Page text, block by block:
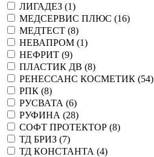
ЛИГАДЕЗ (1)
МЕДСЕРВИС ПЛЮС (16)
МЕДТЕСТ (8)
НЕВАПРОМ (1)
НЕФРИТ (9)
ПЛАСТИК ДВ (8)
РЕНЕССАНС КОСМЕТИК (54)
РПК (8)
РУСВАТА (6)
РУФИНА (28)
СОФТ ПРОТЕКТОР (8)
ТД БРИЗ (7)
ТД КОНСТАНТА (4)